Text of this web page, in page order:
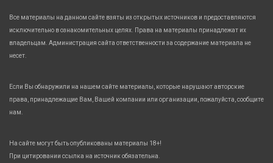
Все материалы на данном сайте взяты из открытых источников и предоставляются
исключительно в ознакомительных целях. Права на материалы принадлежат их
владельцам. Администрация сайта ответственности за содержание материала не
несет.
Если Вы обнаружили на нашем сайте материалы, которые нарушают авторские
права, принадлежащие Вам, Вашей компании или организации, пожалуйста, сообщите
нам.
На сайте могут быть опубликованы материалы 18+!
При цитировании ссылка на источник обязательна.